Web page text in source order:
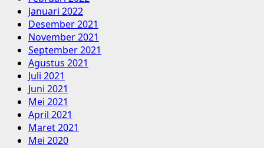
Januari 2022
Desember 2021
November 2021
September 2021
Agustus 2021
Juli 2021
Juni 2021
Mei 2021
April 2021
Maret 2021
Mei 2020